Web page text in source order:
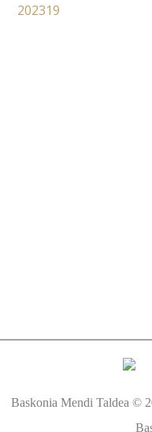
202319
Baskonia Mendi Taldea ©